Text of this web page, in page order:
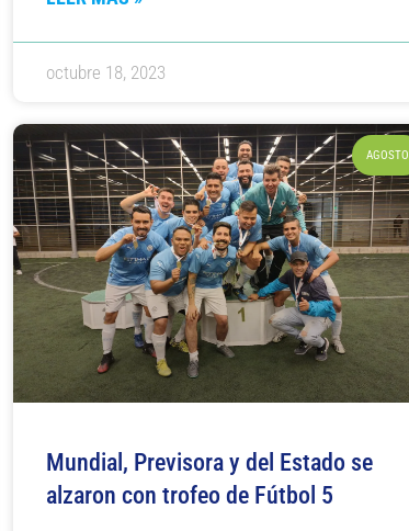
octubre 18, 2023
AGOSTO
Mundial, Previsora y del Estado se
alzaron con trofeo de Fútbol 5